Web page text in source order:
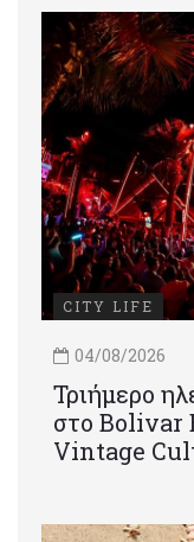
CITY LIFE
04/08/2026
Τριήμερο
στο Bolivar
Vintage